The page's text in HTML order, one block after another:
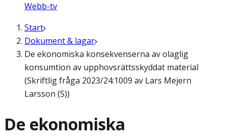
Webb-tv
Start
Dokument & lagar
De ekonomiska konsekvenserna av olaglig
konsumtion av upphovsrättsskyddat material
(Skriftlig fråga 2023/24:1009 av Lars Mejern
Larsson (S))
De ekonomiska